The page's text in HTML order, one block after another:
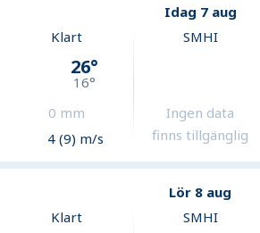
Idag 7 aug
Klart
26°
16°
0 mm
4 (9) m/s
SMHI
Ingen data
finns tillgänglig
Lör 8 aug
Klart
SMHI